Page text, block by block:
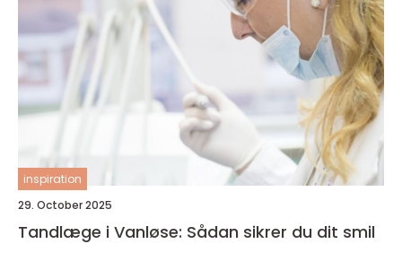
inspiration
29. October 2025
Tandlæge i Vanløse: Sådan sikrer du dit smil